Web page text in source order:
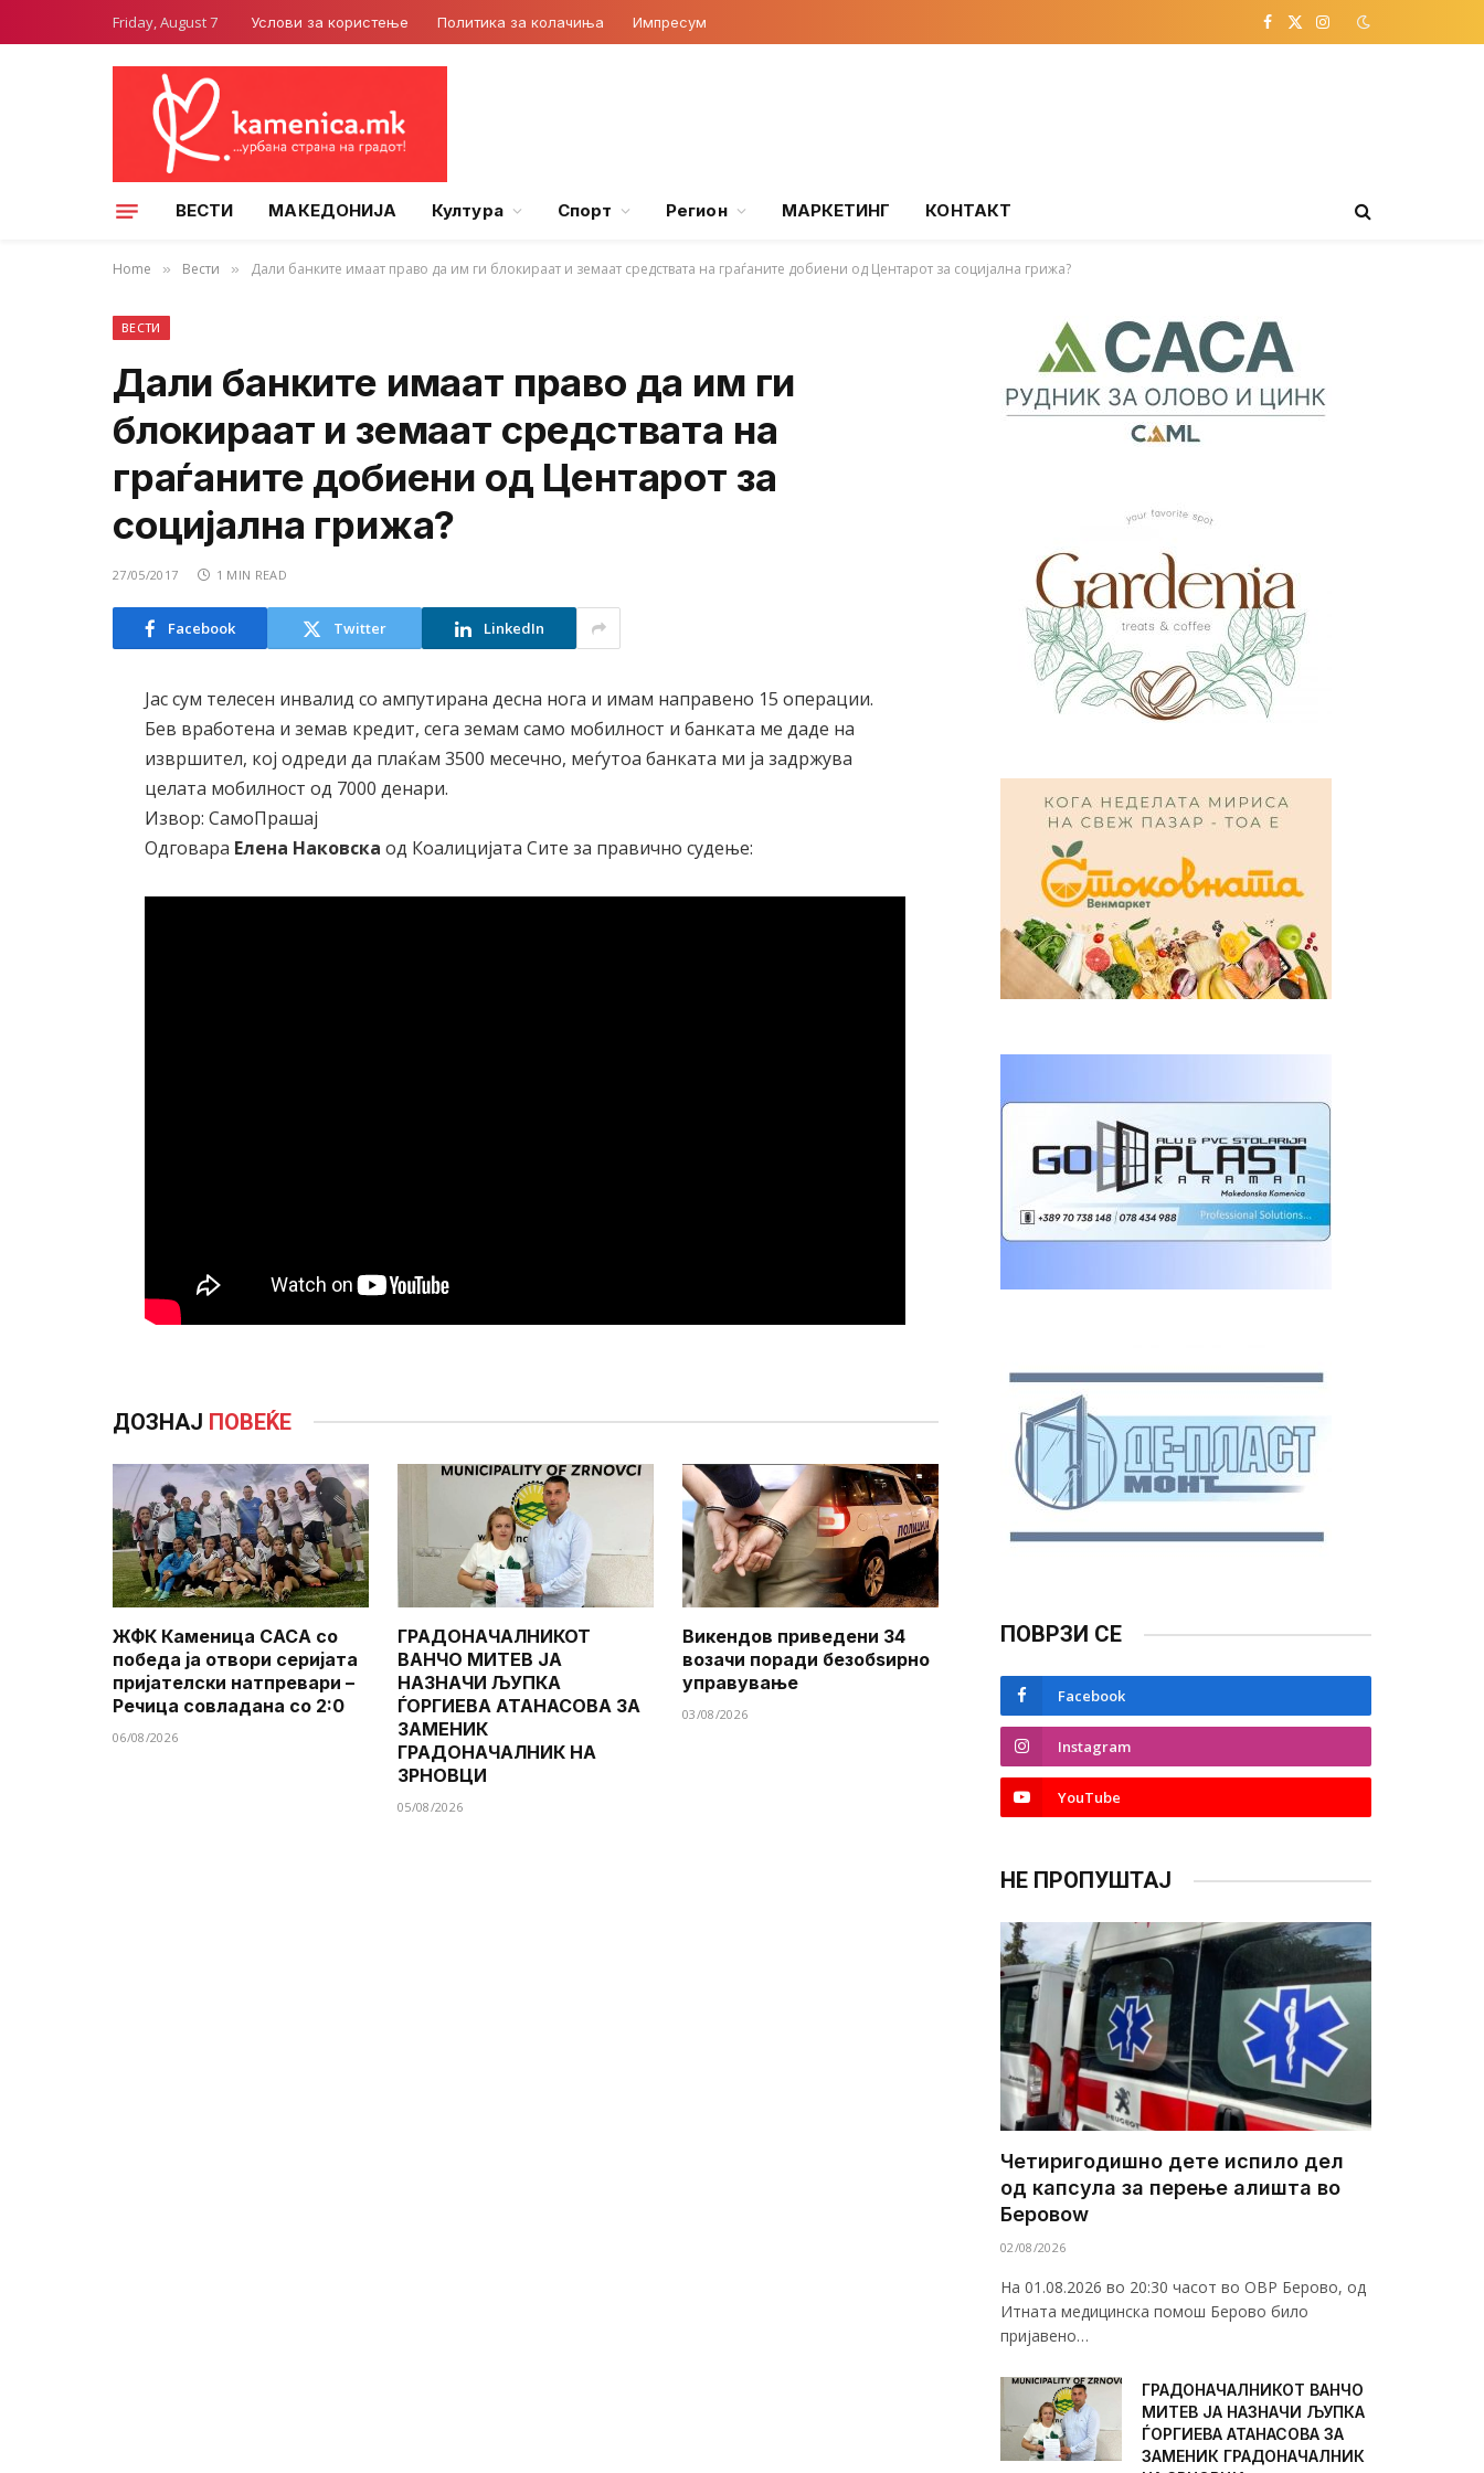
Friday, August 7 Услови за користење Политика за колачиња Импресум Facebook
X
Instagram
ВЕСТИ МАКЕДОНИЈА Култура Спорт Регион МАРКЕТИНГ КОНТАКТ
Home » Вести » Дали банките имаат право да им ги блокираат и земаат средствата на граѓаните добиени од Центарот за социјална грижа?
ВЕСТИ
Дали банките имаат право да им ги
блокираат и земаат средствата на
граѓаните добиени од Центарот за
социјална грижа?
27/05/2017 1 MIN READ
Facebook Twitter LinkedIn
Јас сум телесен инвалид со ампутирана десна нога и имам направено 15 операции.
Бев вработена и земав кредит, сега земам само мобилност и банката ме даде на
извршител, кој одреди да плаќам 3500 месечно, меѓутоа банката ми ја задржува
целата мобилност од 7000 денари.
Извор: СамоПрашај
Одговара Елена Наковска од Коалицијата Сите за правично судење:
ДОЗНАЈ ПОВЕЌЕ
ЖФК Каменица САСА со
победа ја отвори серијата
пријателски натпревари –
Речица совладана со 2:0
06/08/2026
ГРАДОНАЧАЛНИКОТ
ВАНЧО МИТЕВ ЈА
НАЗНАЧИ ЉУПКА
ЃОРГИЕВА АТАНАСОВА ЗА
ЗАМЕНИК
ГРАДОНАЧАЛНИК НА
ЗРНОВЦИ
05/08/2026
Викендов приведени 34
возачи поради безобѕирно
управување
03/08/2026
ПОВРЗИ СЕ
Facebook
Instagram
YouTube
НЕ ПРОПУШТАЈ
Четиригодишно дете испило дел
од капсула за перење алишта во
Беровоw
02/08/2026
На 01.08.2026 во 20:30 часот во ОВР Берово, од
Итната медицинска помош Берово било
пријавено…
ГРАДОНАЧАЛНИКОТ ВАНЧО
МИТЕВ ЈА НАЗНАЧИ ЉУПКА
ЃОРГИЕВА АТАНАСОВА ЗА
ЗАМЕНИК ГРАДОНАЧАЛНИК